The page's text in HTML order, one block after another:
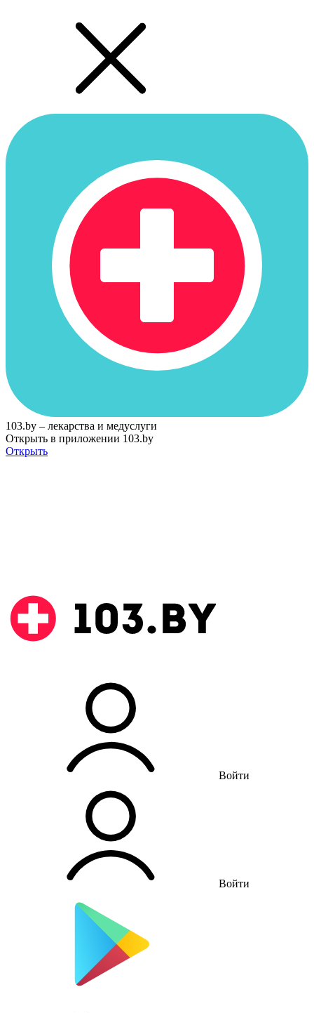
103.by – лекарства и медуслуги
Открыть в приложении 103.by
Открыть
Войти
Войти